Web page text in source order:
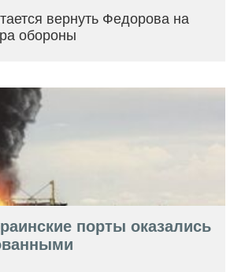
вернуть Федорова на
обороны
порты оказались